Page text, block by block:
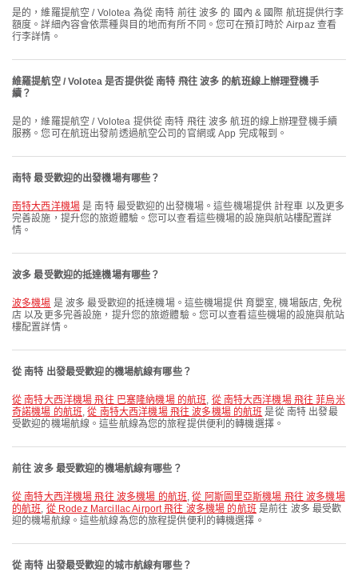
是的，維羅提航空 / Volotea 為從 南特 前往 波多 的 國內 & 國際 航班提供行李
額度。詳細內容會依票種與目的地而有所不同。您可在預訂時於 Airpaz 查看
行李詳情。
維羅提航空 / Volotea 是否提供從 南特 飛往 波多 的航班線上辦理登機手
續？
是的，維羅提航空 / Volotea 提供從 南特 飛往 波多 航班的線上辦理登機手續
服務。您可在航班出發前透過航空公司的官網或 App 完成報到。
南特 最受歡迎的出發機場有哪些？
南特大西洋機場是 南特 最受歡迎的出發機場。這些機場提供 計程車 以及更多
完善設施，提升您的旅遊體驗。您可以查看這些機場的設施與航站樓配置詳
情。
波多 最受歡迎的抵達機場有哪些？
波多機場 是 波多 最受歡迎的抵達機場。這些機場提供 育嬰室, 機場飯店, 免稅
店 以及更多完善設施，提升您的旅遊體驗。您可以查看這些機場的設施與航站
樓配置詳情。
從 南特 出發最受歡迎的機場航線有哪些？
從 南特大西洋機場 飛往 巴塞隆納機場 的航班, 從 南特大西洋機場 飛往 菲烏米
奇諾機場 的航班,從 南特大西洋機場 飛往 波多機場 的航班 是從 南特 出發最
受歡迎的機場航線。這些航線為您的旅程提供便利的轉機選擇。
前往 波多 最受歡迎的機場航線有哪些？
從 南特大西洋機場 飛往 波多機場 的航班,從 阿斯圖里亞斯機場 飛往 波多機場
的航班, 從 Rodez Marcillac Airport 飛往 波多機場 的航班 是前往 波多 最受歡
迎的機場航線。這些航線為您的旅程提供便利的轉機選擇。
從 南特 出發最受歡迎的城市航線有哪些？